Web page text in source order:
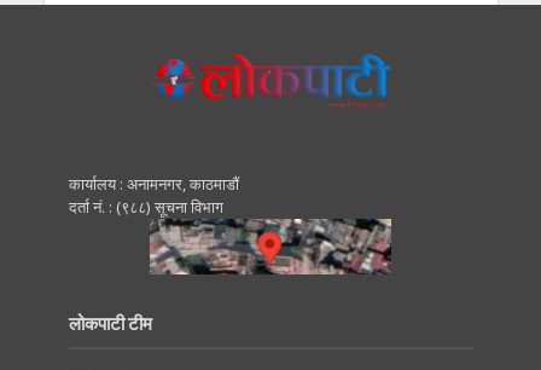
कार्यालय : अनामनगर, काठमाडाैं
दर्ता नं. : (९८८) सूचना विभाग
लोकपाटी टीम